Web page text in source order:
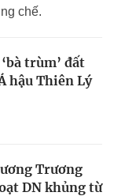
chế.
trùm’ đất
hậu Thiên Lý
Trương
DN khủng từ